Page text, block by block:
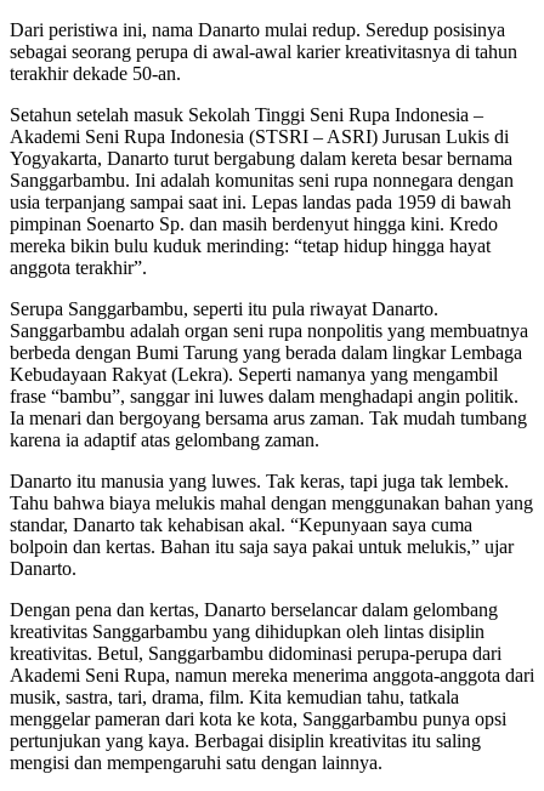
Dari peristiwa ini, nama Danarto mulai redup. Seredup posisinya
sebagai seorang perupa di awal-awal karier kreativitasnya di tahun
terakhir dekade 50-an.
Setahun setelah masuk Sekolah Tinggi Seni Rupa Indonesia –
Akademi Seni Rupa Indonesia (STSRI – ASRI) Jurusan Lukis di
Yogyakarta, Danarto turut bergabung dalam kereta besar bernama
Sanggarbambu. Ini adalah komunitas seni rupa nonnegara dengan
usia terpanjang sampai saat ini. Lepas landas pada 1959 di bawah
pimpinan Soenarto Sp. dan masih berdenyut hingga kini. Kredo
mereka bikin bulu kuduk merinding: “tetap hidup hingga hayat
anggota terakhir”.
Serupa Sanggarbambu, seperti itu pula riwayat Danarto.
Sanggarbambu adalah organ seni rupa nonpolitis yang membuatnya
berbeda dengan Bumi Tarung yang berada dalam lingkar Lembaga
Kebudayaan Rakyat (Lekra). Seperti namanya yang mengambil
frase “bambu”, sanggar ini luwes dalam menghadapi angin politik.
Ia menari dan bergoyang bersama arus zaman. Tak mudah tumbang
karena ia adaptif atas gelombang zaman.
Danarto itu manusia yang luwes. Tak keras, tapi juga tak lembek.
Tahu bahwa biaya melukis mahal dengan menggunakan bahan yang
standar, Danarto tak kehabisan akal. “Kepunyaan saya cuma
bolpoin dan kertas. Bahan itu saja saya pakai untuk melukis,” ujar
Danarto.
Dengan pena dan kertas, Danarto berselancar dalam gelombang
kreativitas Sanggarbambu yang dihidupkan oleh lintas disiplin
kreativitas. Betul, Sanggarbambu didominasi perupa-perupa dari
Akademi Seni Rupa, namun mereka menerima anggota-anggota dari
musik, sastra, tari, drama, film. Kita kemudian tahu, tatkala
menggelar pameran dari kota ke kota, Sanggarbambu punya opsi
pertunjukan yang kaya. Berbagai disiplin kreativitas itu saling
mengisi dan mempengaruhi satu dengan lainnya.